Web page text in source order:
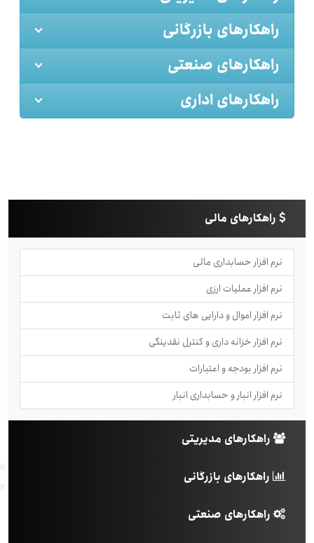
راهکارهای بازرگانی
راهکارهای صنعتی
راهکارهای اداری
راهکارهای مالی
نرم افزار حسابداری مالی
نرم افزار عملیات ارزی
نرم افزار اموال و دارایی های ثابت
نرم افزار خزانه داری و کنترل نقدینگی
نرم افزار بودجه و اعتبارات
نرم افزار انبار و حسابداری انبار
راهکارهای مدیریتی
راهکارهای بازرگانی
راهکارهای صنعتی